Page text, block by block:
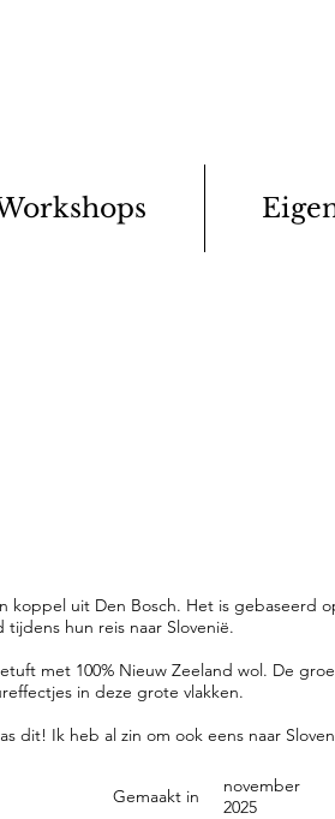
koppel uit Den Bosch. Het is gebaseerd
hun reis naar Slovenië.
met 100% Nieuw Zeeland wol. De
in deze grote vlakken.
dit! Ik heb al zin om ook eens naar
Gemaakt in
november
2025